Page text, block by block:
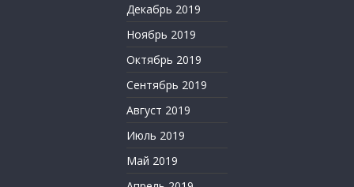
Декабрь 2019
Ноябрь 2019
Октябрь 2019
Сентябрь 2019
Август 2019
Июль 2019
Май 2019